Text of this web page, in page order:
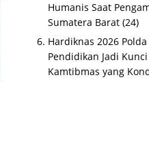
Humanis Saat
Sumatera Barat (24)
Hardiknas 2026
Pendidikan Jadi
Kamtibmas yang